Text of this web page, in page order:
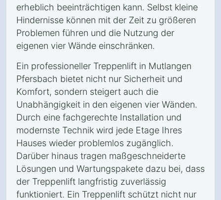
erheblich beeinträchtigen kann. Selbst kleine
Hindernisse können mit der Zeit zu größeren
Problemen führen und die Nutzung der
eigenen vier Wände einschränken.
Ein professioneller Treppenlift in Mutlangen
Pfersbach bietet nicht nur Sicherheit und
Komfort, sondern steigert auch die
Unabhängigkeit in den eigenen vier Wänden.
Durch eine fachgerechte Installation und
modernste Technik wird jede Etage Ihres
Hauses wieder problemlos zugänglich.
Darüber hinaus tragen maßgeschneiderte
Lösungen und Wartungspakete dazu bei, dass
der Treppenlift langfristig zuverlässig
funktioniert. Ein Treppenlift schützt nicht nur